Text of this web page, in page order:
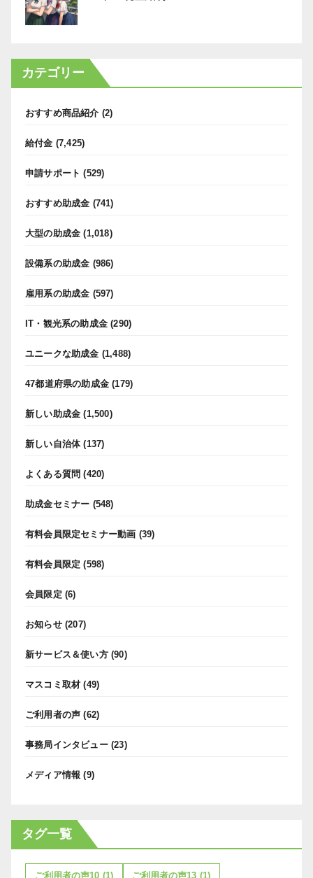
カテゴリー
おすすめ商品紹介 (2)
給付金 (7,425)
申請サポート (529)
おすすめ助成金 (741)
大型の助成金 (1,018)
設備系の助成金 (986)
雇用系の助成金 (597)
IT・観光系の助成金 (290)
ユニークな助成金 (1,488)
47都道府県の助成金 (179)
新しい助成金 (1,500)
新しい自治体(137)
よくある質問 (420)
助成金セミナー (548)
有料会員限定セミナー動画 (39)
有料会員限定 (598)
会員限定 (6)
お知らせ(207)
新サービス＆使い方(90)
マスコミ取材 (49)
ご利用者の声 (62)
事務局インタビュー(23)
メディア情報 (9)
タグ一覧
ご利用者の声10 (1) ご利用者の声13 (1)